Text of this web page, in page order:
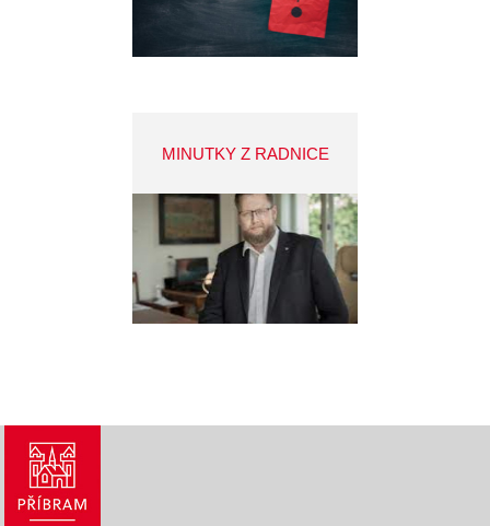
MINUTKY Z RADNICE